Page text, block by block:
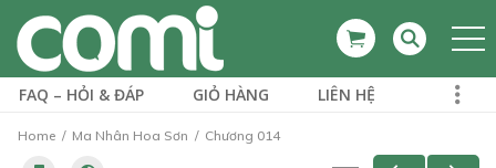
FAQ – HỎI & ĐÁP GIỎ HÀNG LIÊN HỆ
Home Ma Nhân Hoa Sơn Chương 014